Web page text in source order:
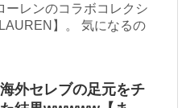
ーレンのコラボコレクシ
】。 気になるの
海外セレブの足元をチ